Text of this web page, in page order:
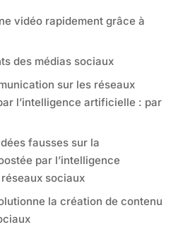
vidéo rapidement grâce à
des médias sociaux
sur les réseaux
l’intelligence artificielle : par
fausses sur la
par l’intelligence
sociaux
la création de contenu